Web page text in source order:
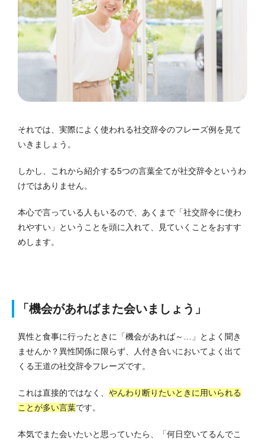
それでは、実際によく使われる社交辞令のフレーズ例を見て
いきましょう。
しかし、これから紹介する5つの言葉全てが社交辞令というわ
けではありません。
本心で言っている人もいるので、あくまで「社交辞令に使わ
れやすい」ということを頭に入れて、見ていくことをおすす
めします。
「機会があればまた会いましょう」
異性と食事に行ったときに「機会があれば～…」とよく聞き
ませんか？異性関係に限らず、人付き合いにおいてよく出て
くる王道の社交辞令フレーズです。
これは直接的ではなく、 やんわり断りたいときに用いられる
ことが多い言葉です。
本気でまた会いたいと思っていたら、「何日空いてるんでこ